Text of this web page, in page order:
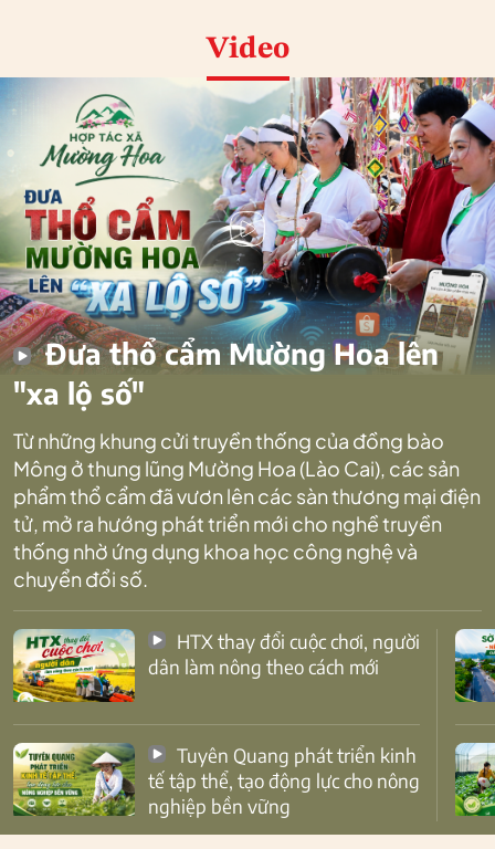
Video
Đưa thổ cẩm Mường Hoa lên
"xa lộ số"
Từ những khung cửi truyền thống của đồng bào
Mông ở thung lũng Mường Hoa (Lào Cai), các sản
phẩm thổ cẩm đã vươn lên các sàn thương mại điện
tử, mở ra hướng phát triển mới cho nghề truyền
thống nhờ ứng dụng khoa học công nghệ và
chuyển đổi số.
dân làm nông theo cách mới
tế tập thể, tạo động lực cho nông
nghiệp bền vững